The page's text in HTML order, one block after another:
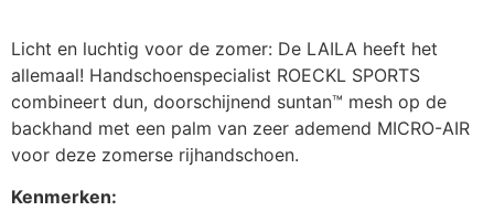
Licht en luchtig voor de zomer: De LAILA heeft het
allemaal! Handschoenspecialist ROECKL SPORTS
combineert dun, doorschijnend suntan™ mesh op de
backhand met een palm van zeer ademend MICRO-AIR
voor deze zomerse rijhandschoen.
Kenmerken: